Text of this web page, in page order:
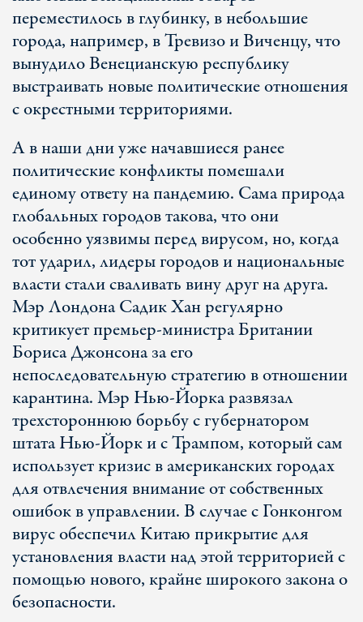
переместилось в глубинку, в небольшие
города, например, в Тревизо и Виченцу, что
вынудило Венецианскую республику
выстраивать новые политические отношения
с окрестными территориями.
А в наши дни уже начавшиеся ранее
политические конфликты помешали
единому ответу на пандемию. Сама природа
глобальных городов такова, что они
особенно уязвимы перед вирусом, но, когда
тот ударил, лидеры городов и национальные
власти стали сваливать вину друг на друга.
Мэр Лондона Садик Хан регулярно
критикует премьер-министра Британии
Бориса Джонсона за его
непоследовательную стратегию в отношении
карантина. Мэр Нью-Йорка развязал
трехстороннюю борьбу с губернатором
штата Нью-Йорк и с Трампом, который сам
использует кризис в американских городах
для отвлечения внимание от собственных
ошибок в управлении. В случае с Гонконгом
вирус обеспечил Китаю прикрытие для
установления власти над этой территорией с
помощью нового, крайне широкого закона о
безопасности.